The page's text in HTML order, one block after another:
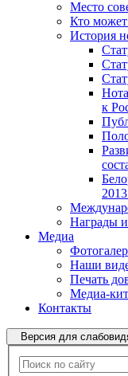
Место
Кто
История
к
Награды
Медиа
Наши
Печать
Медиа-кит
Контакты
Версия для